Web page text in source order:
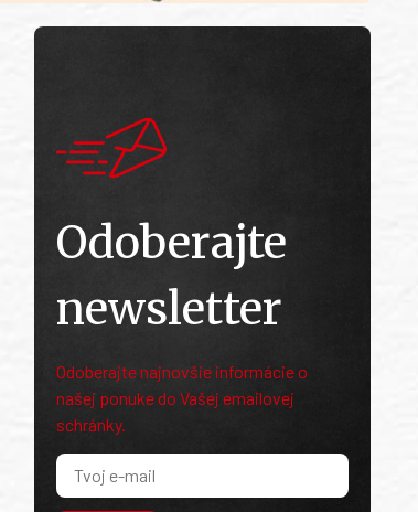
Odoberajte
newsletter
Odoberajte najnovšie informácie o
našej ponuke do Vašej emailovej
schránky.